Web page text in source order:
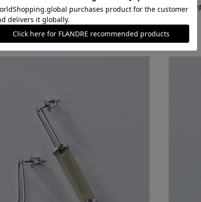
り、手元の差し色でネイルと合わせたコーディネートなどもお
ンクォーツ)